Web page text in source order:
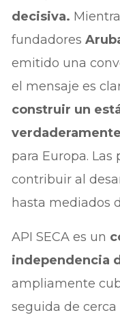
decisiva.
fundadores
emitido una
el mensaje es
construir un
para Europa.
contribuir al
hasta mediados
API SECA es un
independencia
ampliamente
seguida de